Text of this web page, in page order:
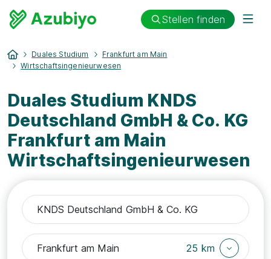
Stellen finden
Duales Studium
Frankfurt am Main
Wirtschaftsingenieurwesen
Duales Studium KNDS
Deutschland GmbH & Co. KG
Frankfurt am Main
Wirtschaftsingenieurwesen
25 km